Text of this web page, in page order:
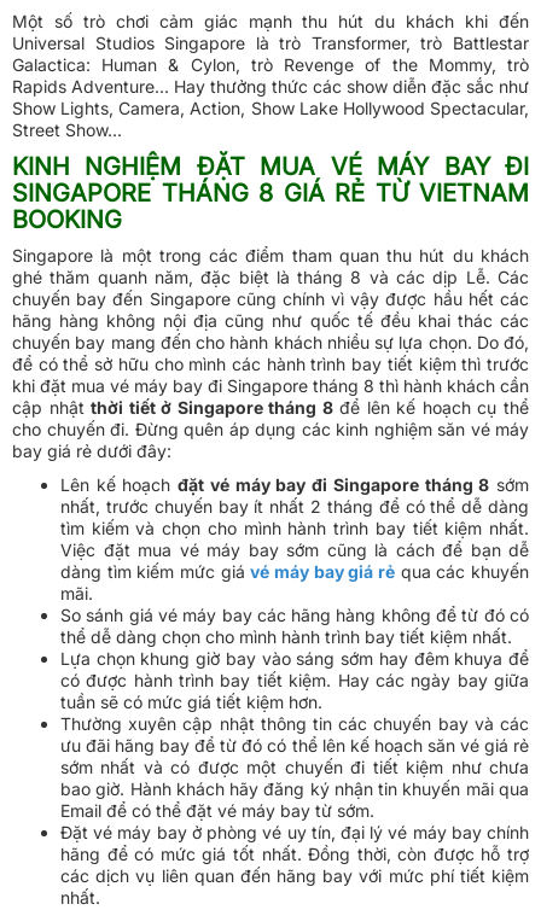
Một số trò chơi cảm giác mạnh thu hút du khách khi đến
Universal Studios Singapore là trò Transformer, trò Battlestar
Galactica: Human & Cylon, trò Revenge of the Mommy, trò
Rapids Adventure... Hay thưởng thức các show diễn đặc sắc như
Show Lights, Camera, Action, Show Lake Hollywood Spectacular,
Street Show...
KINH NGHIỆM ĐẶT MUA VÉ MÁY BAY ĐI
SINGAPORE THÁNG 8 GIÁ RẺ TỪ VIETNAM
BOOKING
Singapore là một trong các điểm tham quan thu hút du khách
ghé thăm quanh năm, đặc biệt là tháng 8 và các dịp Lễ. Các
chuyến bay đến Singapore cũng chính vì vậy được hầu hết các
hãng hàng không nội địa cũng như quốc tế đều khai thác các
chuyến bay mang đến cho hành khách nhiều sự lựa chọn. Do đó,
để có thể sở hữu cho mình các hành trình bay tiết kiệm thì trước
khi đặt mua vé máy bay đi Singapore tháng 8 thì hành khách cần
cập nhậtthời tiết ở Singapore tháng 8để lên kế hoạch cụ thể
cho chuyến đi. Đừng quên áp dụng các kinh nghiệm săn vé máy
bay giá rẻ dưới đây:
Lên kế hoạchđặt vé máy bay đi Singapore tháng 8 sớm
nhất, trước chuyến bay ít nhất 2 tháng để có thể dễ dàng
tìm kiếm và chọn cho mình hành trình bay tiết kiệm nhất.
Việc đặt mua vé máy bay sớm cũng là cách để bạn dễ
dàng tìm kiếm mức giávé máy bay giá rẻ qua các khuyến
mãi.
So sánh giá vé máy bay các hãng hàng không để từ đó có
thể dễ dàng chọn cho mình hành trình bay tiết kiệm nhất.
Lựa chọn khung giờ bay vào sáng sớm hay đêm khuya để
có được hành trình bay tiết kiệm. Hay các ngày bay giữa
tuần sẽ có mức giá tiết kiệm hơn.
Thường xuyên cập nhật thông tin các chuyến bay và các
ưu đãi hãng bay để từ đó có thể lên kế hoạch săn vé giá rẻ
sớm nhất và có được một chuyến đi tiết kiệm như chưa
bao giờ. Hành khách hãy đăng ký nhận tin khuyến mãi qua
Email để có thể đặt vé máy bay từ sớm.
Đặt vé máy bay ở phòng vé uy tín, đại lý vé máy bay chính
hãng để có mức giá tốt nhất. Đồng thời, còn được hỗ trợ
các dịch vụ liên quan đến hãng bay với mức phí tiết kiệm
nhất.